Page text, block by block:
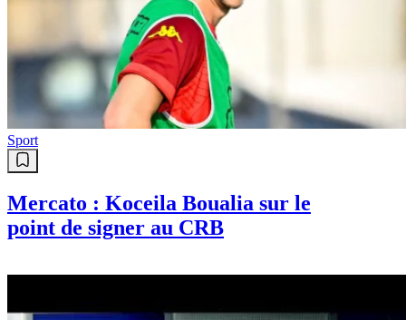
Sport
Mercato : Koceila Boualia sur le
point de signer au CRB